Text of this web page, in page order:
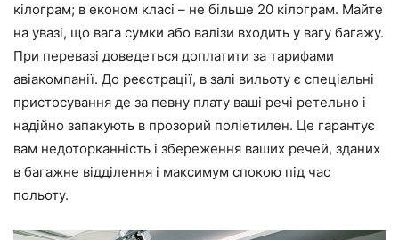
кілограм; в економ класі – не більше 20 кілограм. Майте
на увазі, що вага сумки або валізи входить у вагу багажу.
При перевазі доведеться доплатити за тарифами
авіакомпанії. До реєстрації, в залі вильоту є спеціальні
пристосування де за певну плату ваші речі ретельно і
надійно запакують в прозорий поліетилен. Це гарантує
вам недоторканність і збереження ваших речей, зданих
в багажне відділення і максимум спокою під час
польоту.